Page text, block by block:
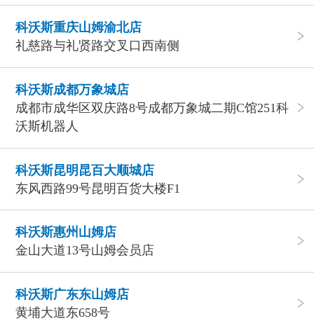
科沃斯重庆山姆渝北店
礼慈路与礼贤路交叉口西南侧
科沃斯成都万象城店
成都市成华区双庆路8号成都万象城二期C馆251科
沃斯机器人
科沃斯昆明昆百大顺城店
东风西路99号昆明百货大楼F1
科沃斯惠州山姆店
金山大道13号山姆会员店
科沃斯广东东山姆店
黄埔大道东658号